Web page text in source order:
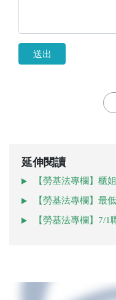
送出
延伸閱讀
【勞基法專欄】櫃
【勞基法專欄】最
【勞基法專欄】7/